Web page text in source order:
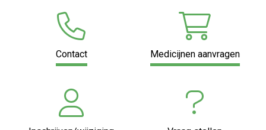
Contact Medicijnen aanvragen